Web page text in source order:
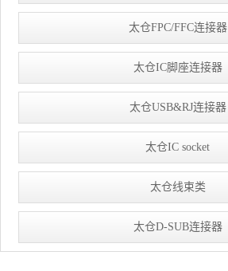
太仓FPC/FFC连接器
太仓IC脚座连接器
太仓USB&RJ连接器
太仓IC socket
太仓线束类
太仓D-SUB连接器